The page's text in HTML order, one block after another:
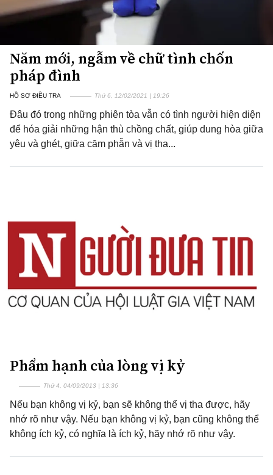
Năm mới, ngẫm về chữ tình chốn
pháp đình
HỒ SƠ ĐIỀU TRA Thứ 6, 12/02/2021 | 19:26
Đâu đó trong những phiên tòa vẫn có tình người hiện diện
để hóa giải những hận thù chồng chất, giúp dung hòa giữa
yêu và ghét, giữa căm phẫn và vị tha...
Phẩm hạnh của lòng vị kỷ
Thứ 4, 04/09/2013 | 13:36
Nếu bạn không vị kỷ, bạn sẽ không thể vị tha được, hãy
nhớ rõ như vậy. Nếu bạn không vị kỷ, bạn cũng không thể
không ích kỷ, có nghĩa là ích kỷ, hãy nhớ rõ như vậy.